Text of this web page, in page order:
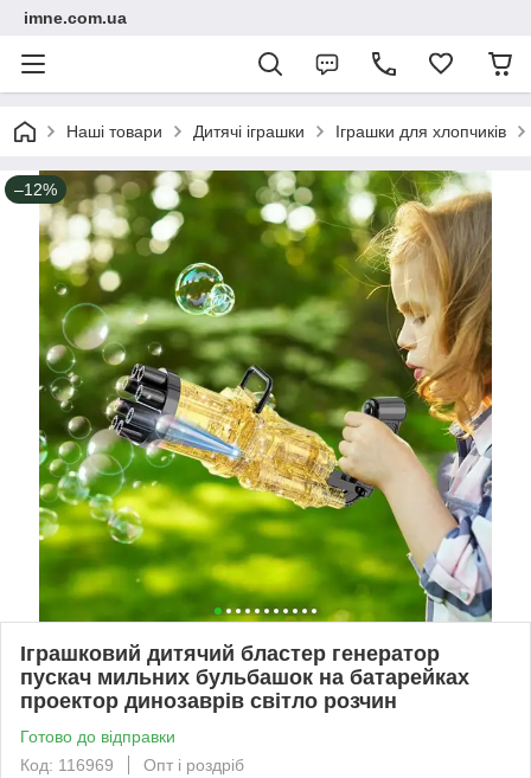
imne.com.ua
Наші товари Дитячі іграшки Іграшки для хлопчиків
–12%
Іграшковий дитячий бластер генератор
пускач мильних бульбашок на батарейках
проектор динозаврів світло розчин
Готово до відправки
Код: 116969
Опт і роздріб